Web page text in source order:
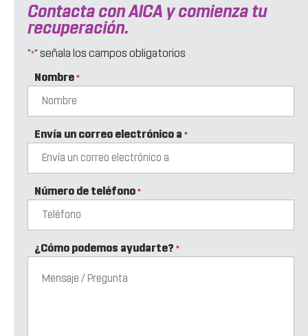
Contacta con AICA y comienza tu
recuperación.
"*" señala los campos obligatorios
Nombre *
Envía un correo electrónico a *
Número de teléfono *
¿Cómo podemos ayudarte? *